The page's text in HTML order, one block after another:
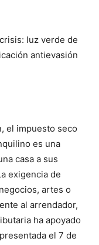
luz verde de
antievasión
el impuesto seco
es una
casa a sus
exigencia de
artes o
al arrendador,
ha apoyado
el 7 de